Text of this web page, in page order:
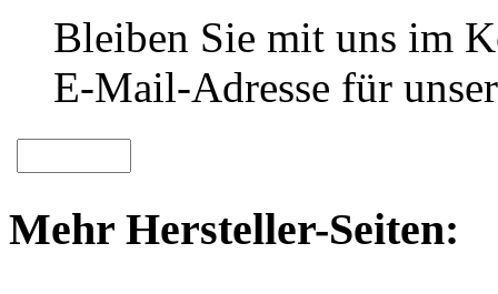
Bleiben Sie mit uns im
E-Mail-Adresse für
Mehr Hersteller-Seiten: